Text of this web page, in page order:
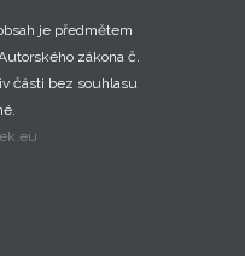
je předmětem
zákona č.
části bez souhlasu